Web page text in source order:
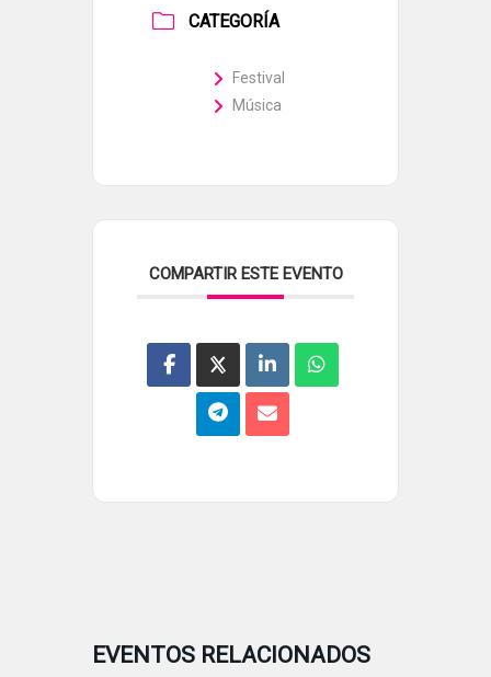
CATEGORÍA
Festival
Música
COMPARTIR ESTE EVENTO
EVENTOS RELACIONADOS